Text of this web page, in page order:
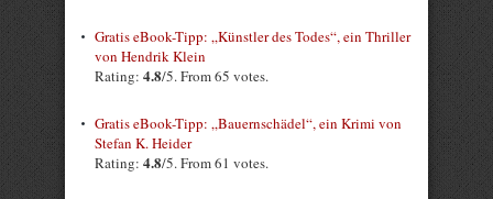
Gratis eBook-Tipp: „Künstler des Todes“, ein Thriller
von Hendrik Klein
Rating: 4.8/5. From 65 votes.
Gratis eBook-Tipp: „Bauernschädel“, ein Krimi von
Stefan K. Heider
Rating: 4.8/5. From 61 votes.